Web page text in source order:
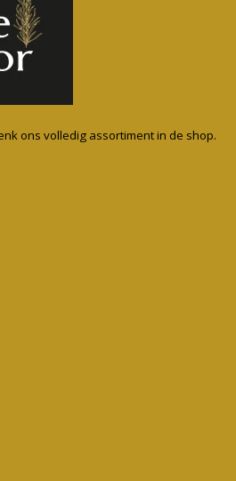
ons volledig assortiment in de shop.